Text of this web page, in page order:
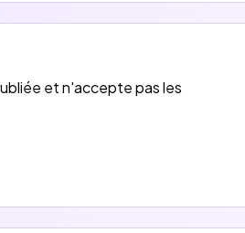
et n'accepte pas les